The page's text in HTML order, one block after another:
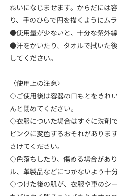
ねいになじませます。からだには
り、手のひらで円を描くようにム
●使用量が少ないと、十分な紫外
●汗をかいたり、タオルで拭いた
してください。
〈使用上の注意〉
◇ご使用後は容器の口もとをきれ
んと閉めてください。
◇衣服についた場合はすぐに洗剤
ピンクに変色するおそれがありま
さけてください。
◇色落ちしたり、傷める場合があ
ル、革製品などにつかないよう十
◇つけた後の肌が、衣服や車のシ